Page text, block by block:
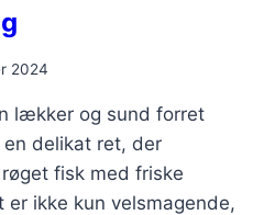
2024
lækker og sund forret
en delikat ret, der
fisk med friske
er ikke kun velsmagende,